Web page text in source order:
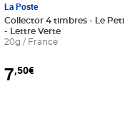
au panier
La Poste
Collector 4 timbres - Le Petit
- Lettre Verte
20g / France
7,50€